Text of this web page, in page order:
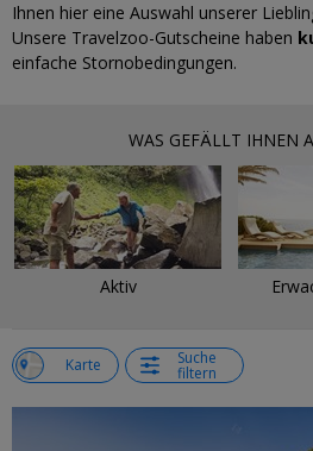
Ihnen hier eine Auswahl unserer
Unsere Travelzoo-Gutscheine haben
einfache Stornobedingungen.
WAS GEFÄLLT IHNEN
Aktiv
Karte Suche
filtern